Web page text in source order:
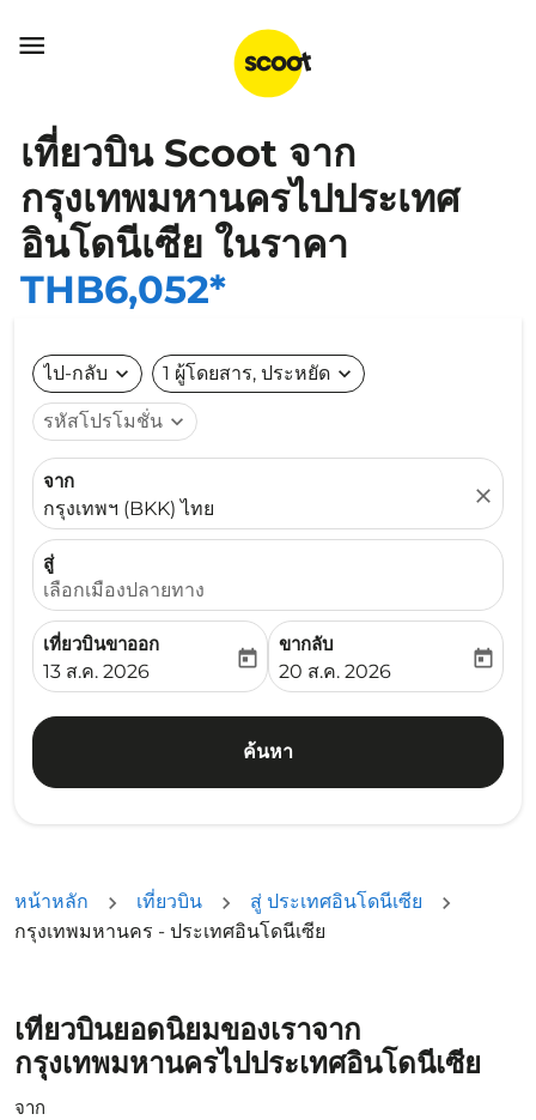

เที่ยวบิน Scoot จาก
กรุงเทพมหานครไปประเทศ
อินโดนีเซีย ในราคา
THB6,052*
ไป-กลับ expand_more 1 ผู้โดยสาร, ประหยัด expand_more
รหัสโปรโมชั่น expand_more
จาก
กรุงเทพฯ (BKK) ไทย
close
สู่
เลือกเมืองปลายทาง
เที่ยวบินขาออก
fc-booking-departure-date-aria-label
13 ส.ค. 2026
today
ขากลับ
fc-booking-return-date-
20 ส.ค. 2026
today
ค้นหา
หน้าหลัก เที่ยวบิน
สู่ ประเทศอินโดนีเซีย
กรุงเทพมหานคร - ประเทศอินโดนีเซีย
เที่ยวบินยอดนิยมของเราจาก
กรุงเทพมหานครไปประเทศอินโดนีเซีย
จาก